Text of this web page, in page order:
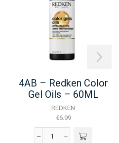
4AB – Redken Color
Gel Oils – 60ML
REDKEN
€6.99
4AB